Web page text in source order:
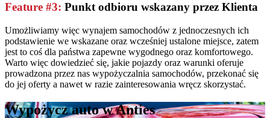
Feature #3: Punkt odbioru wskazany przez Klienta
Umożliwiamy więc wynajem samochodów z jednoczesnych ich
podstawienie we wskazane oraz wcześniej ustalone miejsce, zatem
jest to coś dla państwa zapewne wygodnego oraz komfortowego.
Warto więc dowiedzieć się, jakie pojazdy oraz warunki oferuje
prowadzona przez nas wypożyczalnia samochodów, przekonać się
do jej oferty a nawet w razie zainteresowania wręcz skorzystać.
Wypożycz auto wAnties